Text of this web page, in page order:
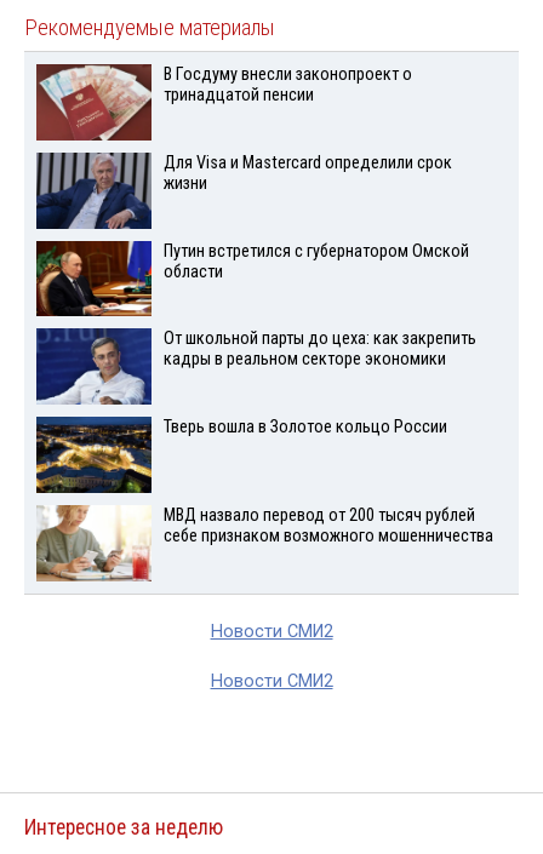
Рекомендуемые материалы
В Госдуму внесли законопроект о
тринадцатой пенсии
Для Visа и Mastercard определили срок
жизни
Путин встретился с губернатором Омской
области
От школьной парты до цеха: как закрепить
кадры в реальном секторе экономики
Тверь вошла в Золотое кольцо России
МВД назвало перевод от 200 тысяч рублей
себе признаком возможного мошенничества
Новости СМИ2
Новости СМИ2
Интересное за неделю